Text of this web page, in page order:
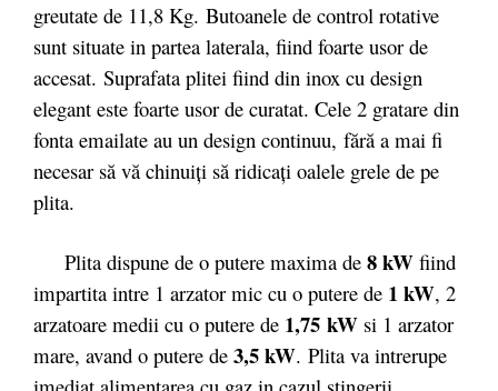
greutate de 11,8 Kg. Butoanele de control rotative
sunt situate in partea laterala, fiind foarte usor de
accesat. Suprafata plitei fiind din inox cu design
elegant este foarte usor de curatat. Cele 2 gratare din
fonta emailate au un design continuu, fără a mai fi
necesar să vă chinuiţi să ridicaţi oalele grele de pe
plita.
Plita dispune de o putere maxima de 8 kW fiind
impartita intre 1 arzator mic cu o putere de 1 kW, 2
arzatoare medii cu o putere de 1,75 kW si 1 arzator
mare, avand o putere de 3,5 kW. Plita va intrerupe
imediat alimentarea cu gaz in cazul stingerii